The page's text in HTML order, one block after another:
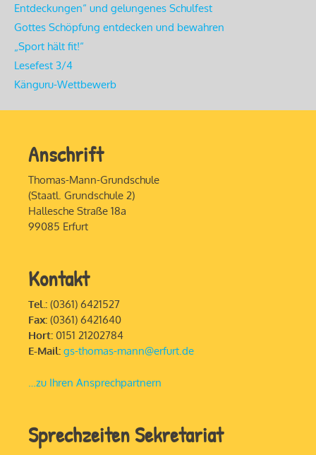
Entdeckungen“ und gelungenes Schulfest
Gottes Schöpfung entdecken und bewahren
„Sport hält fit!“
Lesefest 3/4
Känguru-Wettbewerb
Anschrift
Thomas-Mann-Grundschule
(Staatl. Grundschule 2)
Hallesche Straße 18a
99085 Erfurt
Kontakt
Tel.: (0361) 6421527
Fax: (0361) 6421640
Hort: 0151 21202784
E-Mail: gs-thomas-mann@erfurt.de
…zu Ihren Ansprechpartnern
Sprechzeiten Sekretariat